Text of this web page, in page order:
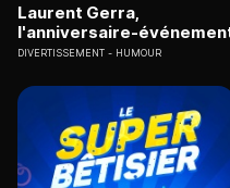
Laurent Gerra,
l'anniversaire-
DIVERTISSEMENT HUMOUR